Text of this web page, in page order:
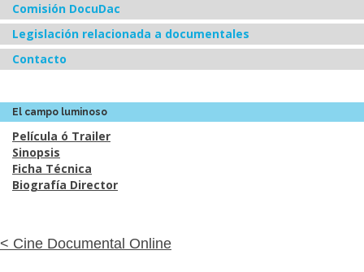
Comisión DocuDac
Legislación relacionada a documentales
Contacto
El campo luminoso
Película ó Trailer
Sinopsis
Ficha Técnica
Biografía Director
< Cine Documental Online